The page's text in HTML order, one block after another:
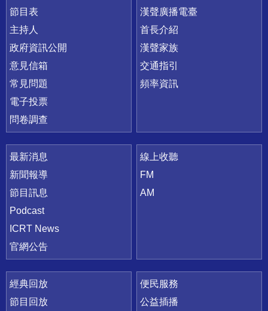
節目表
主持人
政府資訊公開
意見信箱
常見問題
電子投票
問卷調查
漢聲廣播電臺
首長介紹
漢聲家族
交通指引
頻率資訊
最新消息
新聞報導
節目訊息
Podcast
ICRT News
官網公告
線上收聽
FM
AM
經典回放
節目回放
便民服務
公益插播